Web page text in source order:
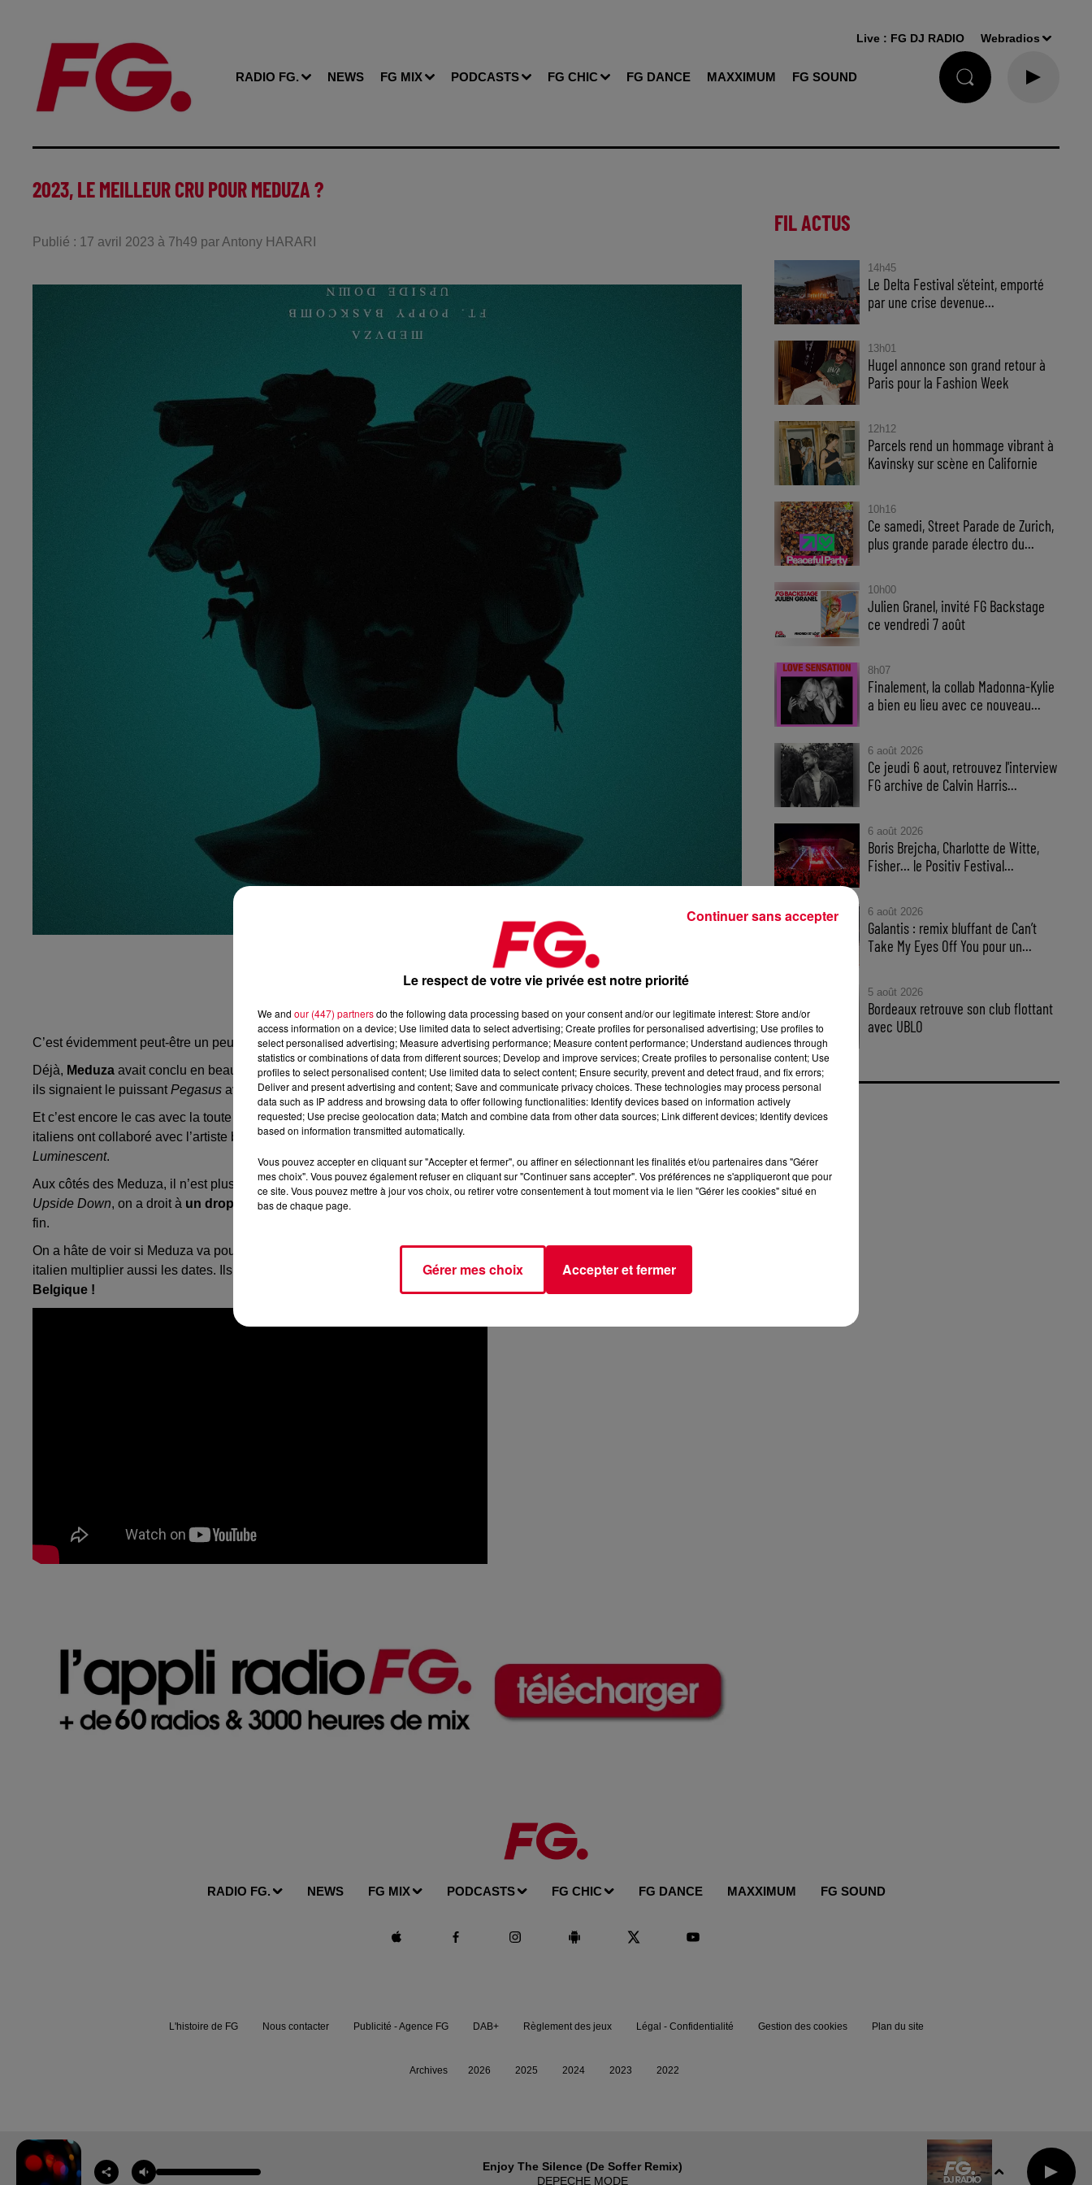
RADIO FG. NEWS FG MIX PODCASTS FG CHIC FG DANCE MAXXIMUM FG SOUND
Live : FG DJ RADIO Webradios
2023, LE MEILLEUR CRU POUR MEDUZA ?
Publié : 17 avril 2023 à 7h49 par Antony HARARI
Crédit :
C’est évidemment peut-être un peu prématuré pour le dire. Mais le trio italien semble sur un niveau très élevé cette année.
Déjà, Meduza avait conclu en beauté une riche année 2022 pour eux avec le titre Sparks. Et quelques semaines plus tard,
ils signaient le puissantPegasus avec Eli & Fur, toujours en affinant à merveille leur Deep House qui les caractérise.
Et c’est encore le cas avec la toute nouvelle release de Meduza baptiséeUpside Down. Un morceau pour lequel les DJs
italiens ont collaboré avec l’artiste britanniquePoppy Baskcombqui nous avait tapé dans l’œil avec son titre bien disco
Luminescent.
Aux côtés des Meduza, il n’est plus question de disco bien sûr, mais bien encore une fois de Deep et très rapidement dans
Upside Down, on a droit à un drop qui fait moucheet qui nous entraîne complètement et sans aucun problème jusqu’à la
fin.
On a hâte de voir si Meduza va pouvoir continuer sur ce niveau de production ces prochains mois qui devraient voir le trio
italien multiplier aussi les dates. Ils seront évidemment de la fête (très grosse fête)à Tomorrowland en juillet prochain en
Belgique !
FIL ACTUS
14h45
Le Delta Festival s'éteint, emporté
par une crise devenue...
13h01
Hugel annonce son grand retour à
Paris pour la Fashion Week
12h12
Parcels rend un hommage vibrant à
Kavinsky sur scène en Californie
10h16
Ce samedi, Street Parade de Zurich,
plus grande parade électro du...
10h00
Julien Granel, invité FG Backstage
ce vendredi 7 août
8h07
Finalement, la collab Madonna-Kylie
a bien eu lieu avec ce nouveau...
6 août 2026
Ce jeudi 6 aout, retrouvez l'interview
FG archive de Calvin Harris...
6 août 2026
Boris Brejcha, Charlotte de Witte,
Fisher… le Positiv Festival...
6 août 2026
Galantis : remix bluffant de Can’t
Take My Eyes Off You pour un...
5 août 2026
Bordeaux retrouve son club flottant
avec UBLO
RADIO FG. NEWS FG MIX PODCASTS FG CHIC FG DANCE MAXXIMUM FG SOUND
Enjoy The Silence (de Soffer Remix)
DEPECHE MODE
L'histoire de FG Nous contacter Publicité - Agence FG DAB+ Règlement des jeux Légal - Confidentialité Gestion des cookies Plan du site
Archives 2026 2025 2024 2023 2022
Le respect de votre vie privée est notre priorité
We and our (447) partnersdo the following data processing based on your consent and/or our legitimate interest: Store and/or
access information on a device; Use limited data to select advertising; Create profiles for personalised advertising; Use profiles to
select personalised advertising; Measure advertising performance; Measure content performance; Understand audiences through
statistics or combinations of data from different sources; Develop and improve services; Create profiles to personalise content; Use
profiles to select personalised content; Use limited data to select content; Ensure security, prevent and detect fraud, and fix errors;
Deliver and present advertising and content; Save and communicate privacy choices. These technologies may process personal
data such as IP address and browsing data to offer following functionalities: Identify devices based on information actively
requested; Use precise geolocation data; Match and combine data from other data sources; Link different devices; Identify devices
based on information transmitted automatically.
Vous pouvez accepter en cliquant sur "Accepter et fermer", ou affiner en sélectionnant les finalités et/ou partenaires dans "Gérer
mes choix". Vous pouvez également refuser en cliquant sur "Continuer sans accepter". Vos préférences ne s'appliqueront que pour
ce site. Vous pouvez mettre à jour vos choix, ou retirer votre consentement à tout moment via le lien "Gérer les cookies" situé en
bas de chaque page.
Gérer mes choix Accepter et fermer
Continuer sans accepter